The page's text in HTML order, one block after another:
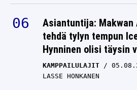
Asiantuntija: Makwan
tehdä tylyn tempun
Hynninen olisi täysin
KAMPPAILULAJIT